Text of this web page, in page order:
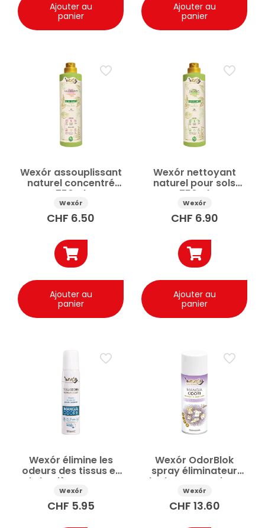
Ajouter au
panier
Ajouter au
panier
Wexór assouplissant
naturel concentré
750ml
Wexór
CHF 6.50
Ajouter au
panier
Wexór nettoyant
naturel pour sols
750ml
Wexór
CHF 6.90
Ajouter au
panier
Wexór élimine les
odeurs des tissus et
de la pièce – spray
de voyage 100ml
Wexór
CHF 5.95
Wexór OdorBlok
spray éliminateur
d’odeurs pour tissus
et locaux 400ml
Wexór
CHF 13.60